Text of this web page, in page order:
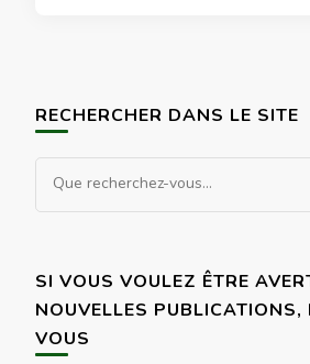
RECHERCHER DANS LE SITE
Vous
recherchiez
SI VOUS VOULEZ ÊTRE
NOUVELLES PUBLICATIONS,
VOUS